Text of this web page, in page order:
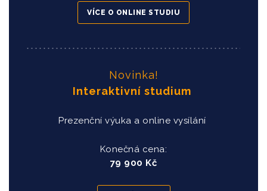
VÍCE O ONLINE STUDIU
Novinka!
Interaktivní studium
Prezenční výuka a online vysílání
Konečná cena:
79 900 Kč